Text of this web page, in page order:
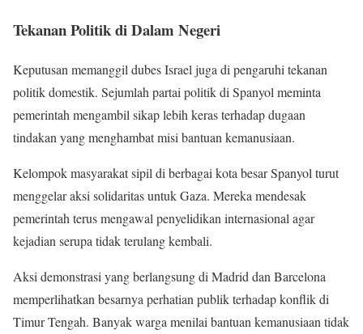
Tekanan Politik di Dalam Negeri
Keputusan memanggil dubes Israel juga di pengaruhi tekanan
politik domestik. Sejumlah partai politik di Spanyol meminta
pemerintah mengambil sikap lebih keras terhadap dugaan
tindakan yang menghambat misi bantuan kemanusiaan.
Kelompok masyarakat sipil di berbagai kota besar Spanyol turut
menggelar aksi solidaritas untuk Gaza. Mereka mendesak
pemerintah terus mengawal penyelidikan internasional agar
kejadian serupa tidak terulang kembali.
Aksi demonstrasi yang berlangsung di Madrid dan Barcelona
memperlihatkan besarnya perhatian publik terhadap konflik di
Timur Tengah. Banyak warga menilai bantuan kemanusiaan tidak